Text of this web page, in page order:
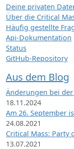
Deine privaten
Über die Critical
Häufig gestellte
Api-Dokumentation
Status
GitHub-Repository
Aus dem Blog
Änderungen bei
18.11.2024
Am 26. September
24.08.2021
Critical Mass: Party
13.07.2021